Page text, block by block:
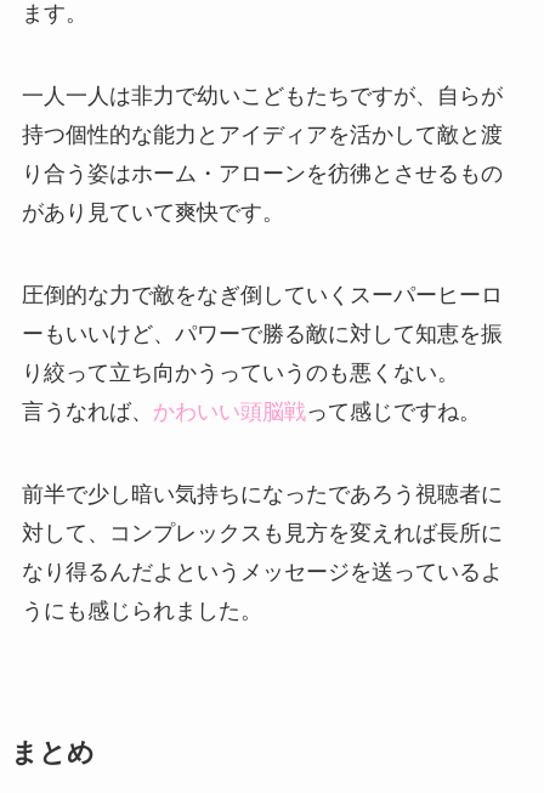
ます。
一人一人は非力で幼いこどもたちですが、自らが
持つ個性的な能力とアイディアを活かして敵と渡
り合う姿はホーム・アローンを彷彿とさせるもの
があり見ていて爽快です。
圧倒的な力で敵をなぎ倒していくスーパーヒーロ
ーもいいけど、パワーで勝る敵に対して知恵を振
り絞って立ち向かうっていうのも悪くない。
言うなれば、 かわいい頭脳戦って感じですね。
前半で少し暗い気持ちになったであろう視聴者に
対して、コンプレックスも見方を変えれば長所に
なり得るんだよというメッセージを送っているよ
うにも感じられました。
まとめ